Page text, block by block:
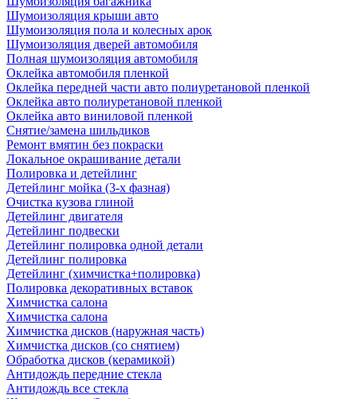
Шумоизоляция крыши авто
Шумоизоляция пола и колесных арок
Шумоизоляция дверей автомобиля
Полная шумоизоляция автомобиля
Оклейка автомобиля пленкой
Оклейка передней части авто полиуретановой пленкой
Оклейка авто полиуретановой пленкой
Оклейка авто виниловой пленкой
Снятие/замена шильдиков
Ремонт вмятин без покраски
Локальное окрашивание детали
Полировка и детейлинг
Детейлинг мойка (3-х фазная)
Очистка кузова глиной
Детейлинг двигателя
Детейлинг подвески
Детейлинг полировка одной детали
Детейлинг полировка
Детейлинг (химчистка+полировка)
Полировка декоративных вставок
Химчистка салона
Химчистка салона
Химчистка дисков (наружная часть)
Химчистка дисков (со снятием)
Обработка дисков (керамикой)
Антидождь передние стекла
Антидождь все стекла